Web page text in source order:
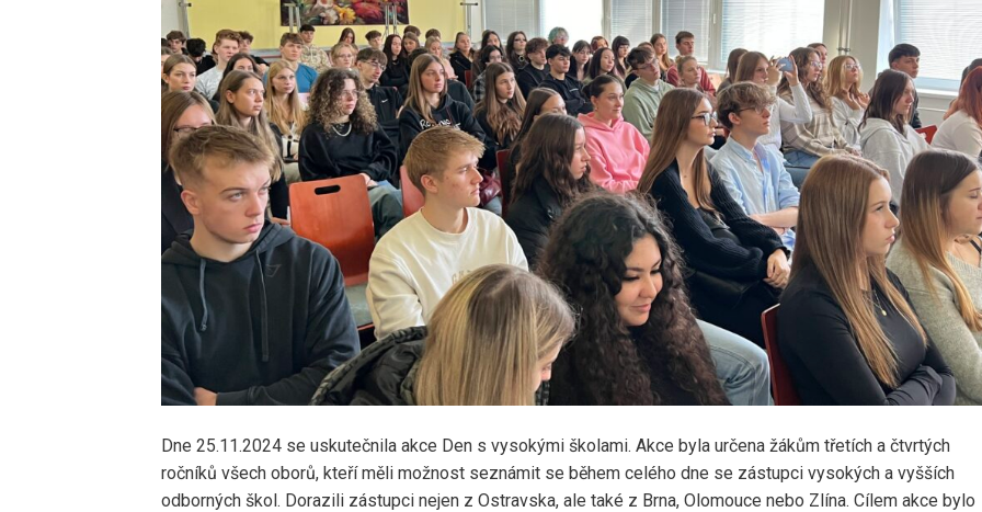
Dne 25.11.2024 se uskutečnila akce Den s vysokými školami. Akce byla určena žákům třetích a čtvrtých
ročníků všech oborů, kteří měli možnost seznámit se během celého dne se zástupci vysokých a vyšších
odborných škol. Dorazili zástupci nejen z Ostravska, ale také z Brna, Olomouce nebo Zlína. Cílem akce bylo